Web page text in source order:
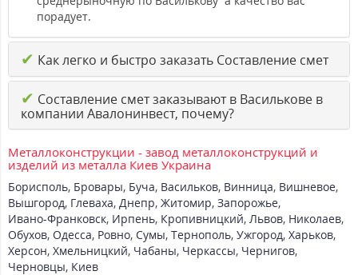
порадует.
✔ Как легко и быстро заказать Составление смет
✔ Составление смет заказывают в Василькове в
компании Авалонинвест, почему?
Металлоконструкции - завод металлоконструкций и
изделий из металла Киев Украина
Борисполь, Бровары, Буча, Васильков, Винница, Вишневое,
Вышгород, Глеваха, Днепр, Житомир, Запорожье,
Ивано-Франковск, Ирпень, Кропивницкий, Львов, Николаев,
Обухов, Одесса, Ровно, Сумы, Тернополь, Ужгород, Харьков,
Херсон, Хмельницкий, Чабаны, Черкассы, Чернигов,
Черновцы, Киев